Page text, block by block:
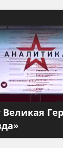
Великая